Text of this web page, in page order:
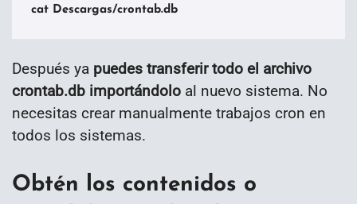
cat Descargas/crontab.db
Después ya puedes transferir todo el archivo
crontab.db importándolo al nuevo sistema. No
necesitas crear manualmente trabajos cron en
todos los sistemas.
Obtén los contenidos o